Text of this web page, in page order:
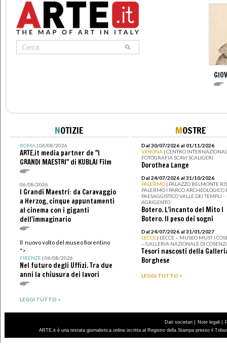
NOTIZIE
ROMA| 06/08/2026
ARTE.it media partner de "I
GRANDI MAESTRI" di KUBLAI Film
06/08/2026
I Grandi Maestri: da Caravaggio
a Herzog, cinque appuntamenti
al cinema con i giganti
dell'immaginario
Il nuovo volto del museo fiorentino
">
FIRENZE| 06/08/2026
Nel futuro degli Uffizi. Tra due
anni la chiusura dei lavori
LEGGI TUTTO >
MOSTRE
Dal 30/07/2026 al 01/11/2026
VERONA | CENTRO
FOTOGRAFIA SCAVI SCALIGERI
Dorothea Lange
Dal 24/07/2026 al 31/10/2026
PALERMO | PALAZZO BELMONTE
PALERMO I PARCO ARCHEOLOGICO
PAESAGGISTICO VALLE DEI TEMPLI -
AGRIGENTO
Botero. L’incanto del Mito I
Botero. Il peso dei sogni
Dal 24/07/2026 al 31/01/2027
LECCE | LECCE – MUSEO MUST I
– GALLERIA NAZIONALE DI
Tesori nascosti della
Borghese
LEGGI TUTTO >
Dati societari | Note legali |
ARTE.it è una testata giornalistica online iscritta al Registro della Stampa presso il